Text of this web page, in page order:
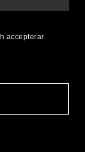
accepterar